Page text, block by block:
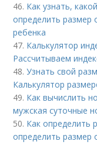
46. Как узнать,
определить
ребенка
47. Калькулятор
Рассчитываем
48.Узнать свой
Калькулятор
49. Как вычислить
мужская суточные
50. Как определить
определить размер